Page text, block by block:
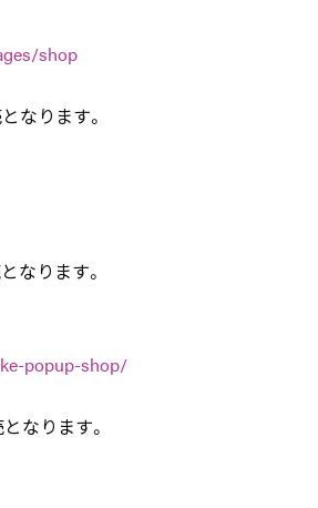
shop
なります。
なります。
popup-shop/
なります。